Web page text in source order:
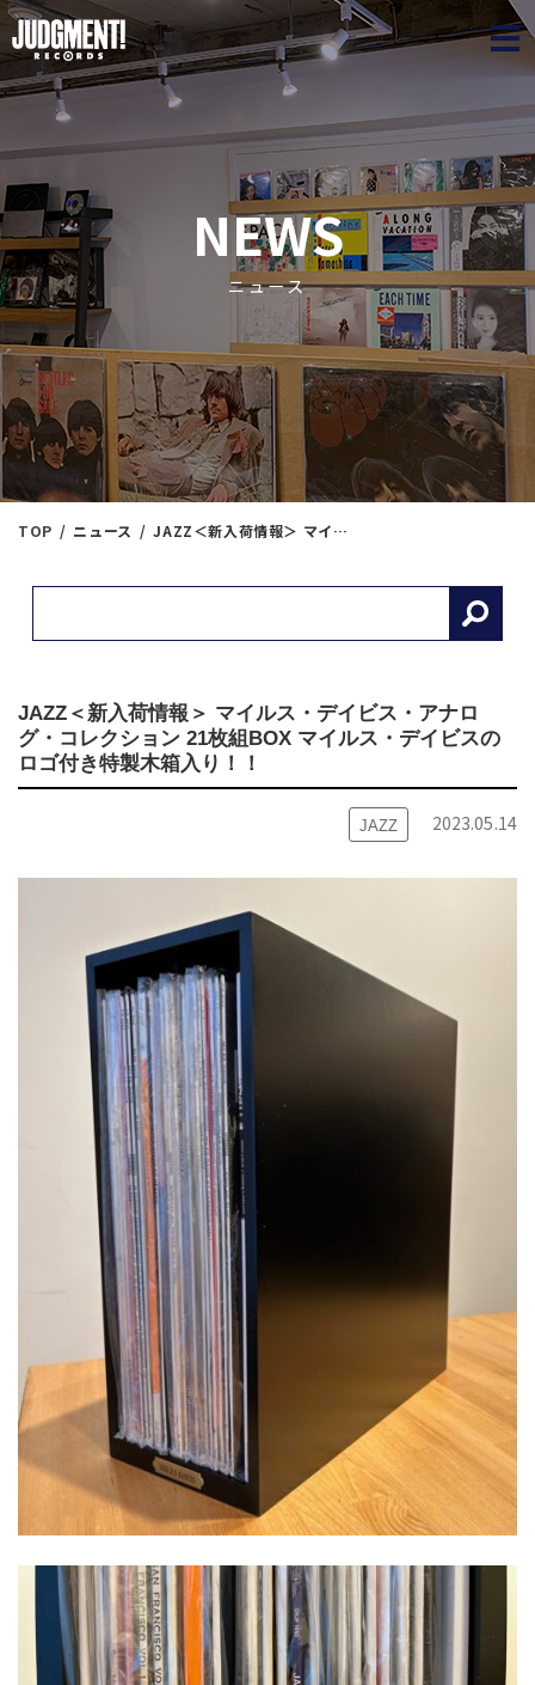
NEWS
ニュース
TOP ニュース JAZZ＜新入荷情報＞ マイルス・デイビス・アナログ・コレクション 21枚組BOX マイルス・デイビスのロゴ付き特製木箱入り！！
JAZZ＜新入荷情報＞ マイルス・デイビス・アナロ
グ・コレクション 21枚組BOX マイルス・デイビスの
ロゴ付き特製木箱入り！！
JAZZ 2023.05.14